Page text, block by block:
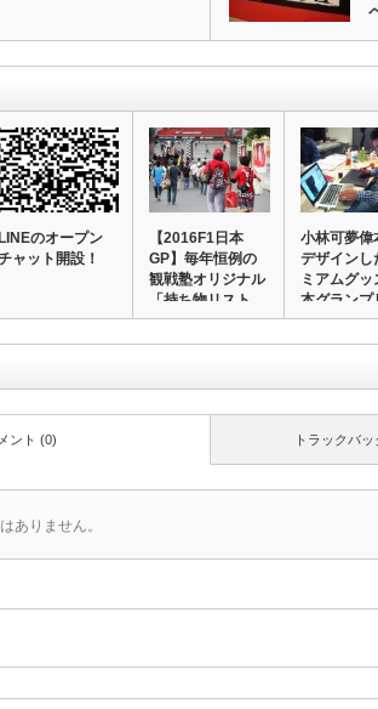
LINEのオープン
ャット開設！
【2016F1日本
GP】毎年恒例の
観戦塾オリジナル
「持ち物リスト…
小林可夢偉
デザインし
ミアムグッ
本グランプ
会…
トラックバ
ント (0)
ありません。